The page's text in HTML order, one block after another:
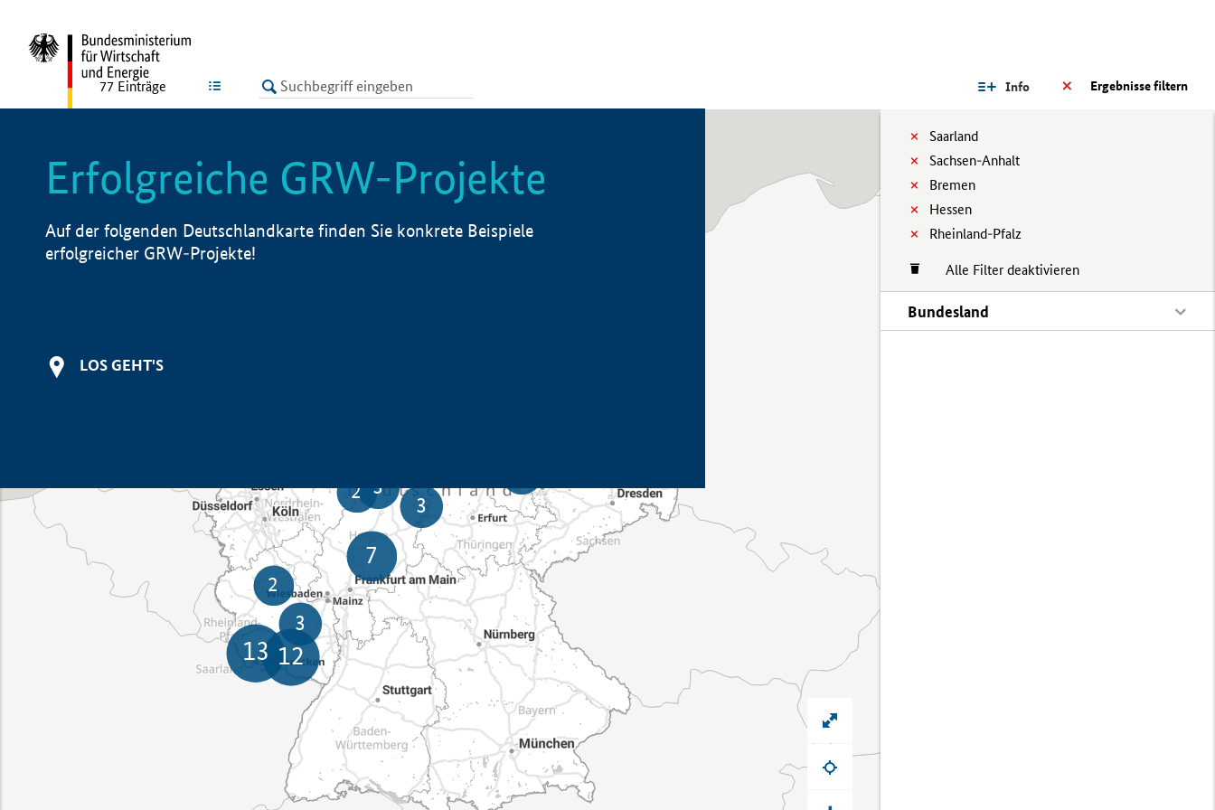
LISTE Ergebnisse filtern
Info
Saarland
Sachsen-Anhalt
Bremen
Hessen
Rheinland-Pfalz
Alle Filter deaktivieren
Bundesland
77 Einträge
Erfolgreiche GRW-Projekte
Auf der folgenden Deutschlandkarte finden Sie konkrete Beispiele
erfolgreicher GRW-Projekte!
LOS GEHT'S